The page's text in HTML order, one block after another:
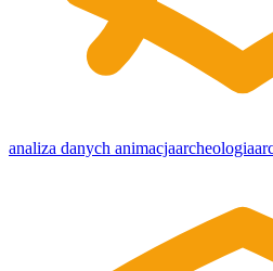
analiza danych animacjaarcheologia